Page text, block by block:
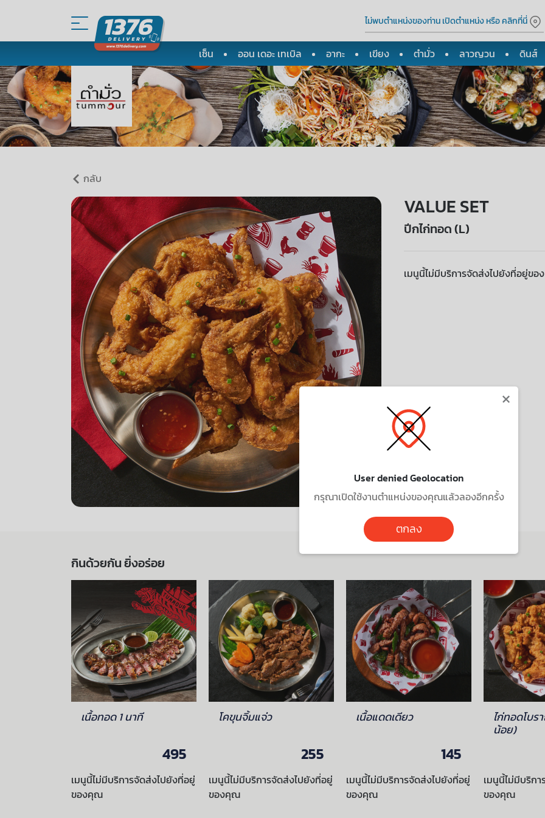
ไม่พบตำแหน่งของท่าน เปิดตำแหน่ง หรือ คลิกที่นี่
เซ็น ออน เดอะ เทเบิล อากะ เขียง ตำมั่ว ลาวญวน ดินส์
กลับ
VALUE SET
ปีกไก่ทอด (L)
เมนูนี้ไม่มีบริการจัดส่งไปยังที่อยู่ข
กินด้วยกัน ยิ่งอร่อย
เนื้อทอด 1 นาที
495
เมนูนี้ไม่มีบริการจัดส่งไปยังที่อยู่
ของคุณ
โคขุนจิ้มแจ่ว
255
เมนูนี้ไม่มีบริการจัดส่งไปยังที่อยู่
ของคุณ
เนื้อแดดเดียว
145
เมนูนี้ไม่มีบริการจัดส่งไปยังที่อยู่
ของคุณ
ไก่ทอดโบ
น้อย)
เมนูนี้ไม่มีบริก
ของคุณ
×
User denied Geolocation
กรุณาเปิดใช้งานตำแหน่งของคุณแล้วลองอีกครั้ง
ตกลง